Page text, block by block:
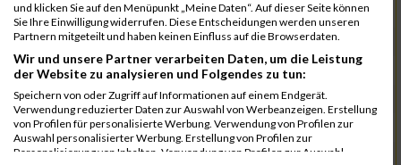
5888 Regneri
00:25:41
8971
Bien
00:25:42
1582
Funken
00:25:42
12220
Cosma
9678
Exner
00:25:43
11817
Schmaul-Klaibee
00:25:45
und klicken Sie auf den Menüpunkt „Meine Daten“. Auf dieser Seite können
Sie Ihre Einwilligung widerrufen. Diese Entscheidungen werden unseren
Partnern mitgeteilt und haben keinen Einfluss auf die Browserdaten.
Wir und unsere Partner verarbeiten Daten, um die Leistung
der Website zu analysieren und Folgendes zu tun:
Speichern von oder Zugriff auf Informationen auf einem Endgerät.
Verwendung reduzierter Daten zur Auswahl von Werbeanzeigen. Erstellung
von Profilen für personalisierte Werbung. Verwendung von Profilen zur
Auswahl personalisierter Werbung. Erstellung von Profilen zur
Personalisierung von Inhalten. Verwendung von Profilen zur Auswahl